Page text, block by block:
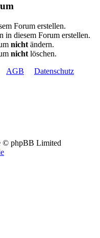
Forum erstellen.
in diesem Forum erstellen.
nicht ändern.
nicht löschen.
AGB
Datenschutz
© phpBB Limited